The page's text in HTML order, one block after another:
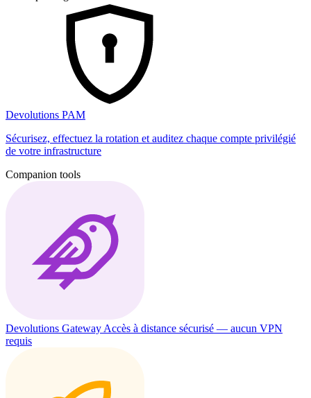
Devolutions PAM
Sécurisez, effectuez la rotation et auditez chaque compte privilégié
de votre infrastructure
Companion tools
Devolutions Gateway Accès à distance sécurisé — aucun VPN
requis